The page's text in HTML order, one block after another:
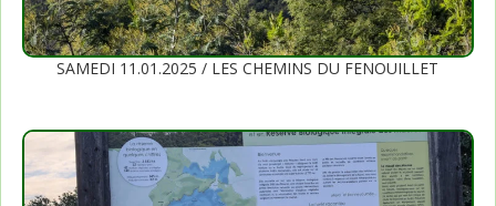
SAMEDI 11.01.2025 / LES CHEMINS DU FENOUILLET